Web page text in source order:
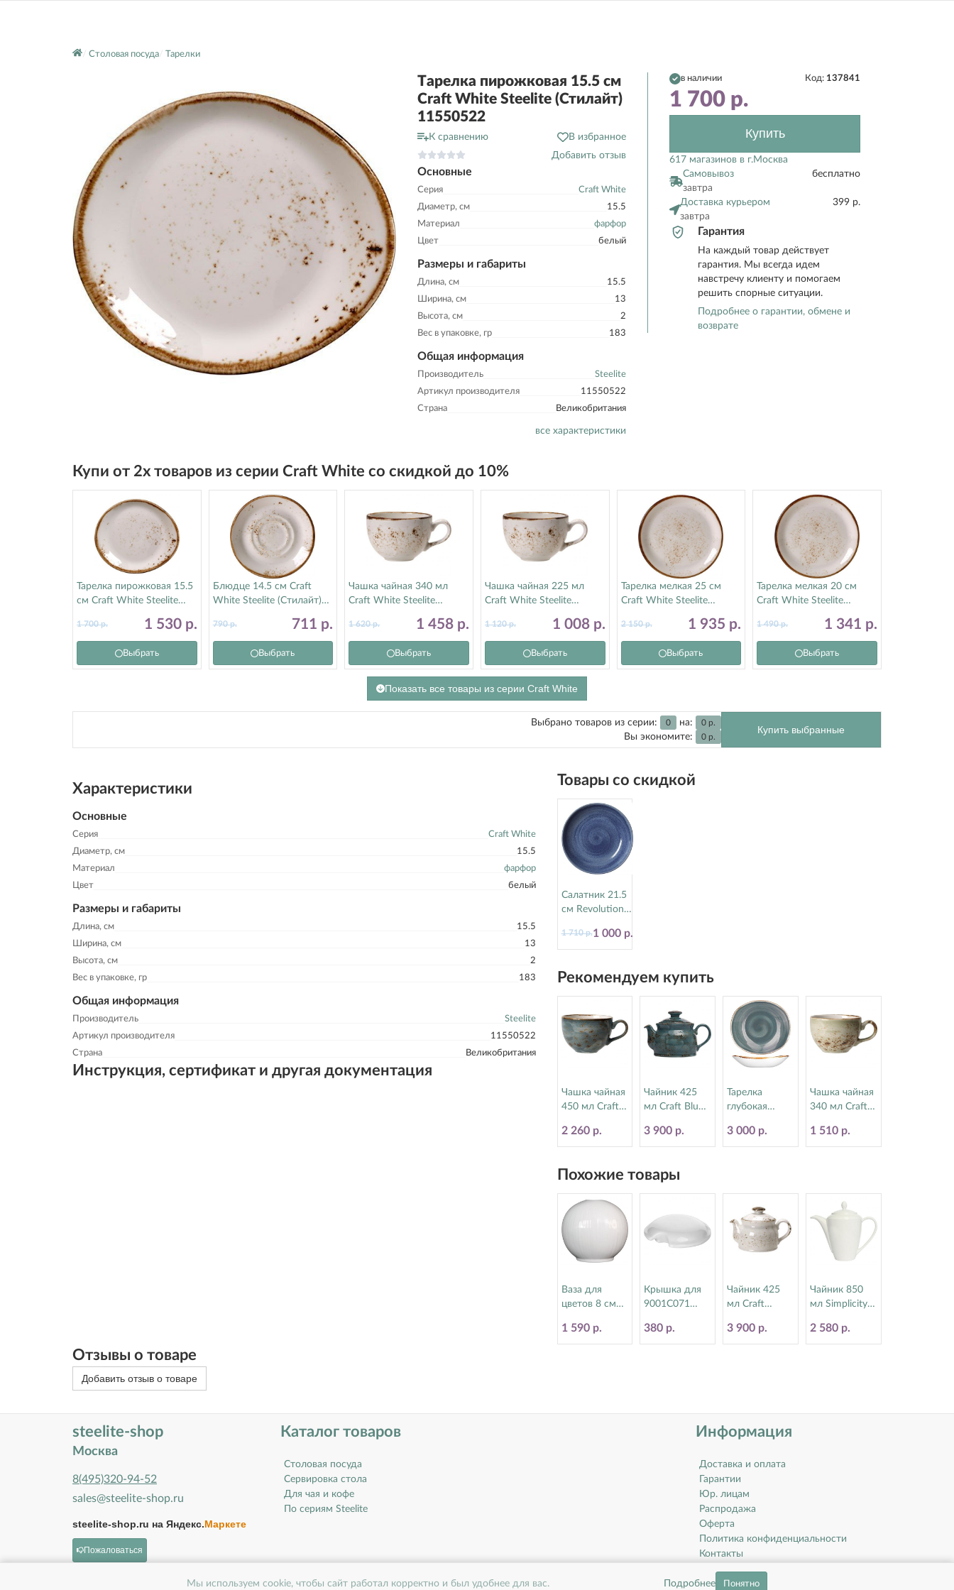
Мы используем cookie, чтобы сайт работал корректно и был удобнее для вас. Подробнее Понятно
Столовая посуда Тарелки
Тарелка пирожковая 15.5 см
Craft White Steelite (Стилайт)
11550522
К сравнению
В избранное
Добавить отзыв
Основные
Серия
Craft White
Диаметр, см
15.5
Материал
фарфор
Цвет
белый
Размеры и габариты
Длина, см
15.5
Ширина, см
13
Высота, см
2
Вес в упаковке, гр
183
Общая информация
Производитель
Steelite
Артикул производителя
11550522
Страна
Великобритания
все характеристики
в наличии Код: 137841
1 700 р.
Купить
617 магазинов в г.Москва
Самовывоз
завтра
бесплатно
Доставка курьером
завтра
399 р.
Гарантия
На каждый товар действует
гарантия. Мы всегда идем
навстречу клиенту и помогаем
решить спорные ситуации.
Подробнее о гарантии, обмене и
возврате
Купи от 2х товаров из серии Craft White со скидкой до 10%
Тарелка пирожковая 15.5
см Craft White Steelite
1 530 р.
1 700р.
Выбрать
Блюдце 14.5 см Craft
White Steelite (Стилайт)
711 р.
790р.
Выбрать
Чашка чайная 340 мл
Craft White Steelite
1 458 р.
1 620р.
Выбрать
Чашка чайная 225 мл
Craft White Steelite
1 008 р.
1 120р.
Выбрать
Тарелка мелкая 25 см
Craft White Steelite
1 935 р.
2 150р.
Выбрать
Тарелка мелкая 20 см
Craft White Steelite
1 341 р.
1 490р.
Выбрать
Показать все товары из серии Craft White
Выбрано товаров из серии: 0 на: 0 р.
Вы экономите: 0 р.
Купить выбранные
Характеристики
Основные
Серия
Craft White
Диаметр, см
15.5
Материал
фарфор
Цвет
белый
Размеры и габариты
Длина, см
15.5
Ширина, см
13
Высота, см
2
Вес в упаковке, гр
183
Общая информация
Производитель
Steelite
Артикул производителя
11550522
Страна
Великобритания
Инструкция, сертификат и другая документация
Товары со скидкой
Салатник 21.5
см Revolution
Steelite
(Стилайт)
1 000 р.
1 710 р.
Рекомендуем купить
Чашка чайная
450 мл Craft
(Стилайт)
11300150
2 260 р.
Чайник 425
мл Craft Blue
(Стилайт)
11300367
3 900 р.
Тарелка
глубокая
Craft Blue
Steelite
3 000 р.
Чашка чайная
340 мл Craft
(Стилайт)
11310152
1 510 р.
Похожие товары
Ваза для
цветов 8 см
(Стилайт)
9032C742
1 590 р.
Крышка для
9001C071
Steelite
(Стилайт)
380 р.
Чайник 425
мл Craft
(Стилайт)
11550367
3 900 р.
Чайник 850
мл Simplicity
(Стилайт)
11010830
2 580 р.
Отзывы о товаре
Добавить отзыв о товаре
steelite-shop
Москва
8(495)320-94-52
sales@steelite-shop.ru
steelite-shop.ru на Яндекс.Маркете
Пожаловаться
Каталог товаров
Столовая посуда
Сервировка стола
Для чая и кофе
По сериям Steelite
Информация
Доставка и оплата
Гарантии
Юр. лицам
Распродажа
Оферта
Политика конфиденциальности
Контакты